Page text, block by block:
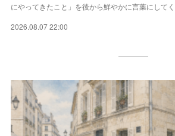
にやってきたこと」を後から鮮やかに言葉にして
2026.08.07 22:00